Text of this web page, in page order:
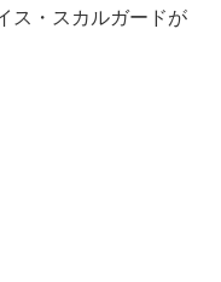
ス・スカルガードが